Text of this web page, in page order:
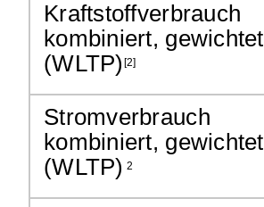
Kraftstoffverbrauch
kombiniert, gewichtet
(WLTP) [2]
Stromverbrauch
kombiniert, gewichtet
(WLTP) 2